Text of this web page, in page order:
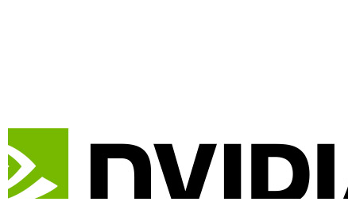
みなさん、こんにちは。